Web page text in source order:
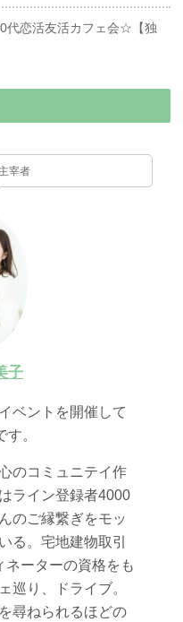
代恋活友活カフェ会☆【独
宰者
子
ベントを開催して
。
のコミュニテイ作
ライン登録者4000
のご縁繋ぎをモッ
る。宅地建物取引
ーターの資格をも
巡り、ドライブ。
尋ねられるほどの